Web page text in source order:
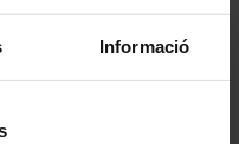
Informació
de Abadal Matís
caja de cartón,